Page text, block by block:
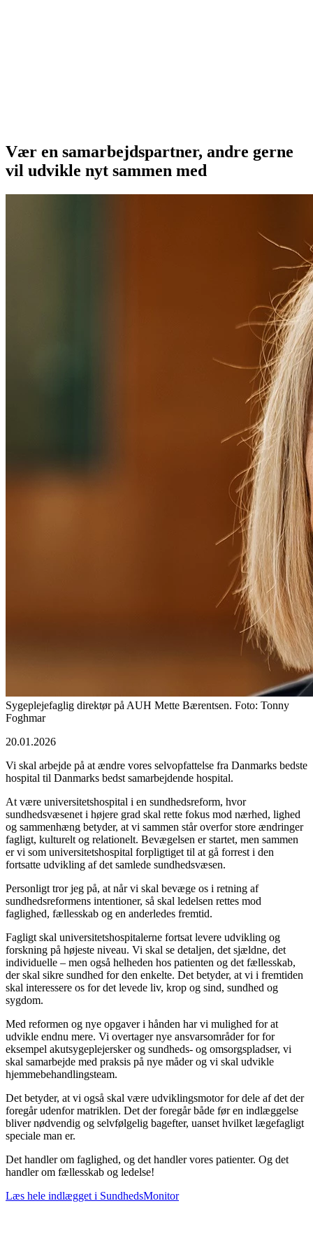
Vær en samarbejdspartner, andre gerne
vil udvikle nyt sammen med
Sygeplejefaglig direktør på AUH Mette Bærentsen. Foto: Tonny
Foghmar
20.01.2026
Vi skal arbejde på at ændre vores selvopfattelse fra Danmarks bedste
hospital til Danmarks bedst samarbejdende hospital.
At være universitetshospital i en sundhedsreform, hvor
sundhedsvæsenet i højere grad skal rette fokus mod nærhed, lighed
og sammenhæng betyder, at vi sammen står overfor store ændringer
fagligt, kulturelt og relationelt. Bevægelsen er startet, men sammen
er vi som universitetshospital forpligtiget til at gå forrest i den
fortsatte udvikling af det samlede sundhedsvæsen.
Personligt tror jeg på, at når vi skal bevæge os i retning af
sundhedsreformens intentioner, så skal ledelsen rettes mod
faglighed, fællesskab og en anderledes fremtid.
Fagligt skal universitetshospitalerne fortsat levere udvikling og
forskning på højeste niveau. Vi skal se detaljen, det sjældne, det
individuelle – men også helheden hos patienten og det fællesskab,
der skal sikre sundhed for den enkelte. Det betyder, at vi i fremtiden
skal interessere os for det levede liv, krop og sind, sundhed og
sygdom.
Med reformen og nye opgaver i hånden har vi mulighed for at
udvikle endnu mere. Vi overtager nye ansvarsområder for for
eksempel akutsygeplejersker og sundheds- og omsorgspladser, vi
skal samarbejde med praksis på nye måder og vi skal udvikle
hjemmebehandlingsteam.
Det betyder, at vi også skal være udviklingsmotor for dele af det der
foregår udenfor matriklen. Det der foregår både før en indlæggelse
bliver nødvendig og selvfølgelig bagefter, uanset hvilket lægefagligt
speciale man er.
Det handler om faglighed, og det handler vores patienter. Og det
handler om fællesskab og ledelse!
Læs hele indlægget i SundhedsMonitor